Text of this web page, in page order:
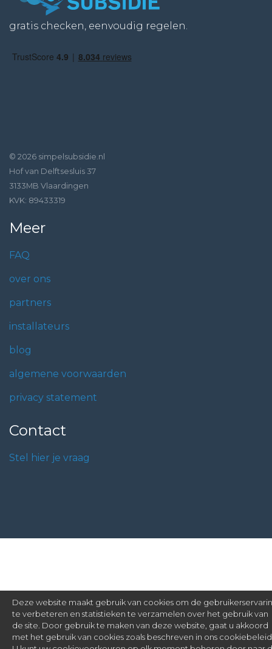
gratis checken, eenvoudig regelen.
© 2026 simpelsubsidie.nl
Hof van Delftsesluis 37
3133MB Vlaardingen
KVK: 89433319
Meer
FAQ
over ons
partners
installateurs
blog
algemene voorwaarden
privacy statement
Contact
Stel hier je vraag
Deze website maakt gebruik van cookies om de
te verbeteren en statistieken te verzamelen over het gebruik van
de site. Door gebruik te maken van deze website, gaat u akkoord
met het gebruik van cookies zoals beschreven in ons